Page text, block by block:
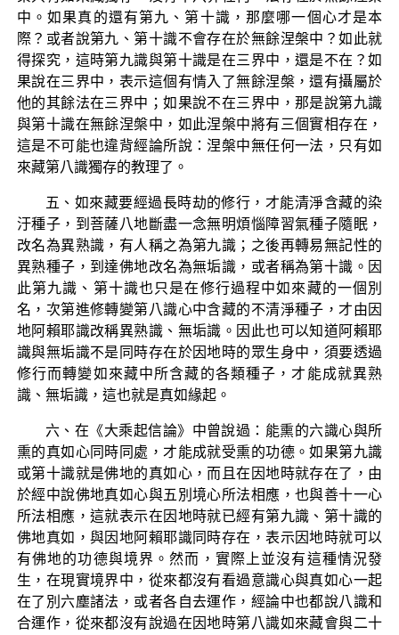
中。如果真的還有第九、第十識，那麼哪一個心才是本
際？或者說第九、第十識不會存在於無餘涅槃中？如此就
得探究，這時第九識與第十識是在三界中，還是不在？如
果說在三界中，表示這個有情入了無餘涅槃，還有攝屬於
他的其餘法在三界中；如果說不在三界中，那是說第九識
與第十識在無餘涅槃中，如此涅槃中將有三個實相存在，
這是不可能也違背經論所說：涅槃中無任何一法，只有如
來藏第八識獨存的教理了。
五、如來藏要經過長時劫的修行，才能清淨含藏的染
汙種子，到菩薩八地斷盡一念無明煩惱障習氣種子隨眠，
改名為異熟識，有人稱之為第九識；之後再轉易無記性的
異熟種子，到達佛地改名為無垢識，或者稱為第十識。因
此第九識、第十識也只是在修行過程中如來藏的一個別
名，次第進修轉變第八識心中含藏的不清淨種子，才由因
地阿賴耶識改稱異熟識、無垢識。因此也可以知道阿賴耶
識與無垢識不是同時存在於因地時的眾生身中，須要透過
修行而轉變如來藏中所含藏的各類種子，才能成就異熟
識、無垢識，這也就是真如緣起。
六、在《大乘起信論》中曾說過：能熏的六識心與所
熏的真如心同時同處，才能成就受熏的功德。如果第九識
或第十識就是佛地的真如心，而且在因地時就存在了，由
於經中說佛地真如心與五別境心所法相應，也與善十一心
所法相應，這就表示在因地時就已經有第九識、第十識的
佛地真如，與因地阿賴耶識同時存在，表示因地時就可以
有佛地的功德與境界。然而，實際上並沒有這種情況發
生，在現實境界中，從來都沒有看過意識心與真如心一起
在了別六塵諸法，或者各自去運作，經論中也都說八識和
合運作，從來都沒有說過在因地時第八識如來藏會與二十